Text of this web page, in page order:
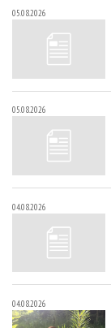
05.08.2026
05.08.2026
04.08.2026
04.08.2026